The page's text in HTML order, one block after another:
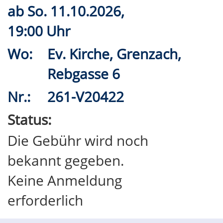
ab So. 11.10.2026,
19:00 Uhr
Wo:
Ev. Kirche, Grenzach,
Rebgasse 6
Nr.:
261-V20422
Status:
Die Gebühr wird noch
bekannt gegeben.
Keine Anmeldung
erforderlich